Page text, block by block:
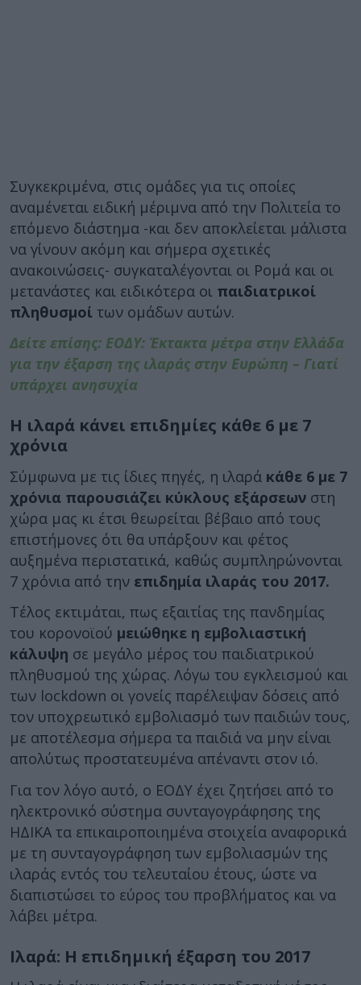
Συγκεκριμένα, στις ομάδες για τις οποίες
αναμένεται ειδική μέριμνα από την Πολιτεία το
επόμενο διάστημα -και δεν αποκλείεται μάλιστα
να γίνουν ακόμη και σήμερα σχετικές
ανακοινώσεις- συγκαταλέγονται οι Ρομά και οι
μετανάστες και ειδικότερα οι παιδιατρικοί
πληθυσμοί των ομάδων αυτών.
Δείτε επίσης: ΕΟΔΥ: Έκτακτα μέτρα στην Ελλάδα
για την έξαρση της ιλαράς στην Ευρώπη – Γιατί
υπάρχει ανησυχία
Η ιλαρά κάνει επιδημίες κάθε 6 με 7
χρόνια
Σύμφωνα με τις ίδιες πηγές, η ιλαρά κάθε 6 με 7
χρόνια παρουσιάζει κύκλους εξάρσεων στη
χώρα μας κι έτσι θεωρείται βέβαιο από τους
επιστήμονες ότι θα υπάρξουν και φέτος
αυξημένα περιστατικά, καθώς συμπληρώνονται
7 χρόνια από την επιδημία ιλαράς του 2017.
Τέλος εκτιμάται, πως εξαιτίας της πανδημίας
του κορονοϊού μειώθηκε η εμβολιαστική
κάλυψη σε μεγάλο μέρος του παιδιατρικού
πληθυσμού της χώρας. Λόγω του εγκλεισμού και
των lockdown οι γονείς παρέλειψαν δόσεις από
τον υποχρεωτικό εμβολιασμό των παιδιών τους,
με αποτέλεσμα σήμερα τα παιδιά να μην είναι
απολύτως προστατευμένα απέναντι στον ιό.
Για τον λόγο αυτό, ο ΕΟΔΥ έχει ζητήσει από το
ηλεκτρονικό σύστημα συνταγογράφησης της
ΗΔΙΚΑ τα επικαιροποιημένα στοιχεία αναφορικά
με τη συνταγογράφηση των εμβολιασμών της
ιλαράς εντός του τελευταίου έτους, ώστε να
διαπιστώσει το εύρος του προβλήματος και να
λάβει μέτρα.
Ιλαρά: Η επιδημική έξαρση του 2017